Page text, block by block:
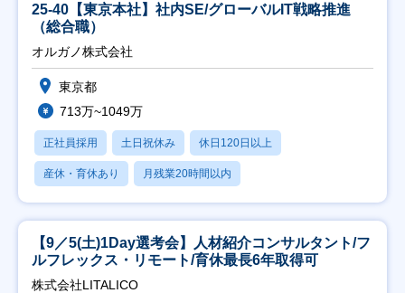
25-40【東京本社】社内SE/グローバルIT戦略推進
（総合職）
オルガノ株式会社
東京都
713万~1049万
正社員採用 土日祝休み 休日120日以上
産休・育休あり 月残業20時間以内
【9／5(土)1Day選考会】人材紹介コンサルタント/フ
ルフレックス・リモート/育休最長6年取得可
株式会社LITALICO